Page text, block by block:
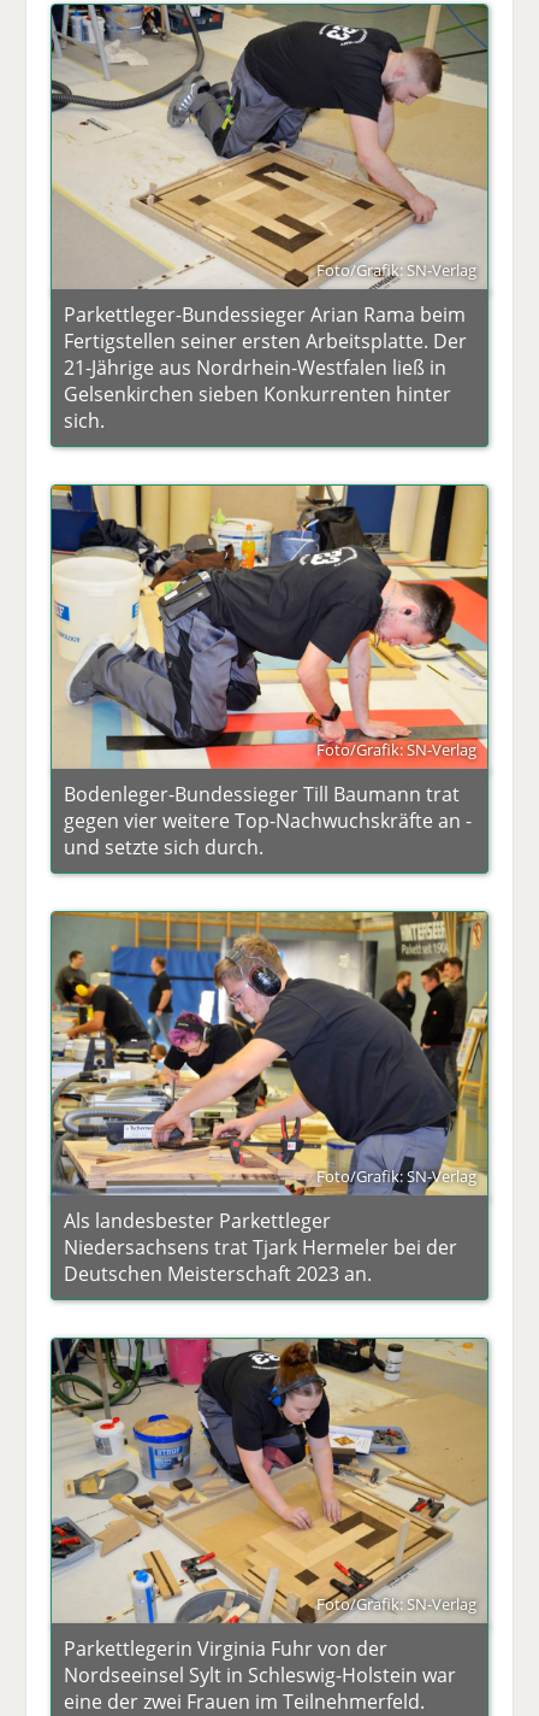
Foto/Grafik: SN-Verlag
Parkettleger-Bundessieger Arian Rama beim
Fertigstellen seiner ersten Arbeitsplatte. Der
21-Jährige aus Nordrhein-Westfalen ließ in
Gelsenkirchen sieben Konkurrenten hinter
sich.
Foto/Grafik: SN-Verlag
Bodenleger-Bundessieger Till Baumann trat
gegen vier weitere Top-Nachwuchskräfte an -
und setzte sich durch.
Foto/Grafik: SN-Verlag
Als landesbester Parkettleger
Niedersachsens trat Tjark Hermeler bei der
Deutschen Meisterschaft 2023 an.
Foto/Grafik: SN-Verlag
Parkettlegerin Virginia Fuhr von der
Nordseeinsel Sylt in Schleswig-Holstein war
eine der zwei Frauen im Teilnehmerfeld.